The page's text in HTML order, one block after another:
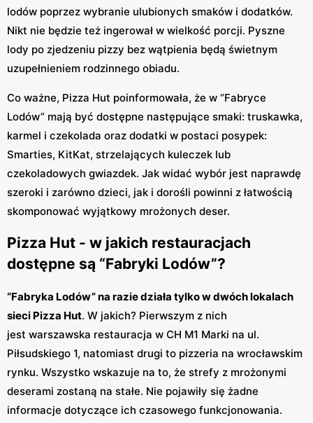
lodów poprzez wybranie ulubionych smaków i dodatków.
Nikt nie będzie też ingerował w wielkość porcji. Pyszne
lody po zjedzeniu pizzy bez wątpienia będą świetnym
uzupełnieniem rodzinnego obiadu.
Co ważne, Pizza Hut poinformowała, że w “Fabryce
Lodów” mają być dostępne następujące smaki: truskawka,
karmel i czekolada oraz dodatki w postaci posypek:
Smarties, KitKat, strzelających kuleczek lub
czekoladowych gwiazdek. Jak widać wybór jest naprawdę
szeroki i zarówno dzieci, jak i dorośli powinni z łatwością
skomponować wyjątkowy mrożonych deser.
Pizza Hut - w jakich restauracjach
dostępne są “Fabryki Lodów”?
“Fabryka Lodów” na razie działa tylko w dwóch lokalach
sieci Pizza Hut. W jakich? Pierwszym z nich
jest warszawska restauracja w CH M1 Marki na ul.
Piłsudskiego 1, natomiast drugi to pizzeria na wrocławskim
rynku. Wszystko wskazuje na to, że strefy z mrożonymi
deserami zostaną na stałe. Nie pojawiły się żadne
informacje dotyczące ich czasowego funkcjonowania.